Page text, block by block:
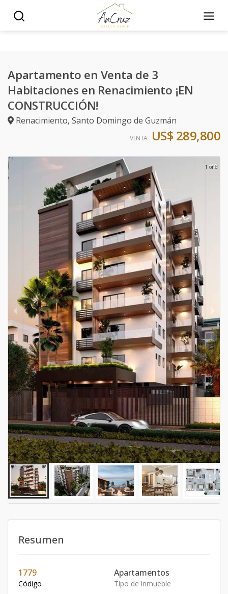
Apartamento en Venta de 3
Habitaciones en Renacimiento ¡EN
CONSTRUCCIÓN!
Renacimiento, Santo Domingo de Guzmán
VENTA US$ 289,800
1 of 8
Resumen
1779
Código
Apartamentos
Tipo de inmueble